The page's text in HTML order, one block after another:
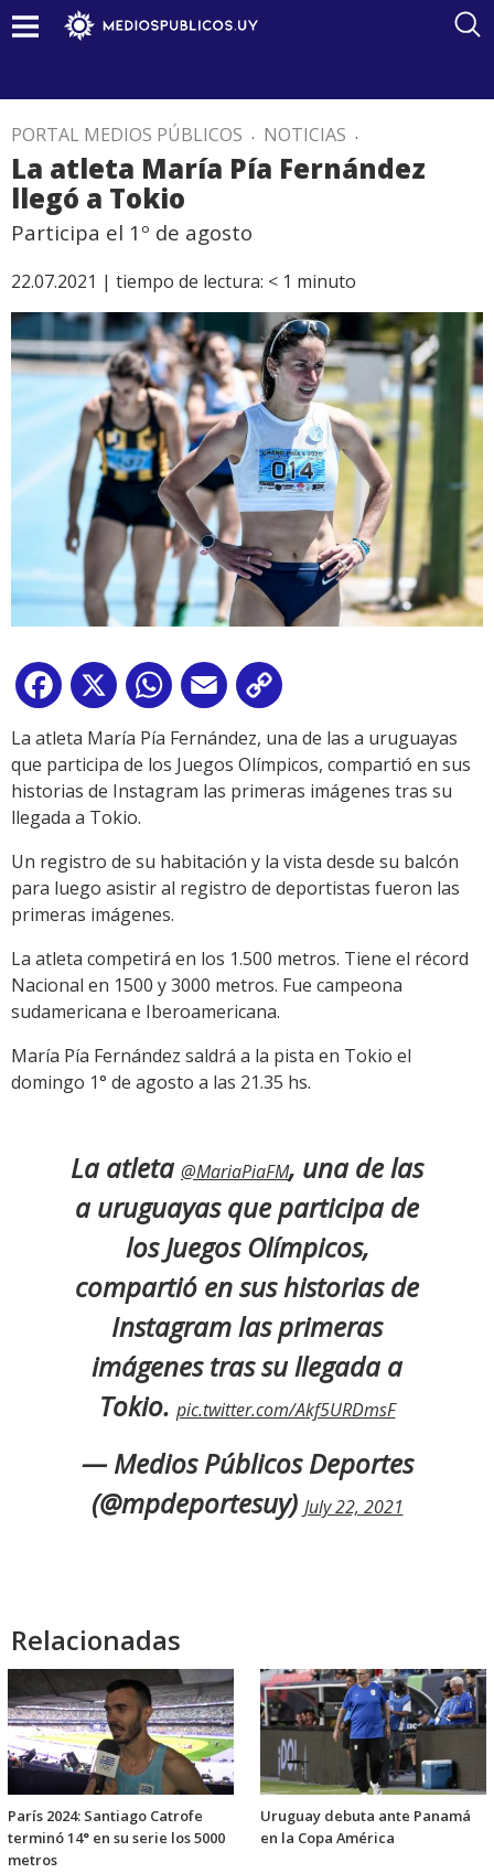
PORTAL MEDIOS PÚBLICOS . NOTICIAS .
La atleta María Pía Fernández
llegó a Tokio
Participa el 1º de agosto
22.07.2021 | tiempo de lectura: < 1 minuto
Facebook
X WhatsApp
Email
Link
La atleta María Pía Fernández, una de las a uruguayas
que participa de los Juegos Olímpicos, compartió en sus
historias de Instagram las primeras imágenes tras su
llegada a Tokio.
Un registro de su habitación y la vista desde su balcón
para luego asistir al registro de deportistas fueron las
primeras imágenes.
La atleta competirá en los 1.500 metros. Tiene el récord
Nacional en 1500 y 3000 metros. Fue campeona
sudamericana e Iberoamericana.
María Pía Fernández saldrá a la pista en Tokio el
domingo 1° de agosto a las 21.35 hs.
La atleta @MariaPiaFM, una de las
a uruguayas que participa de
los Juegos Olímpicos,
compartió en sus historias de
Instagram las primeras
imágenes tras su llegada a
Tokio. pic.twitter.com/Akf5URDmsF
— Medios Públicos Deportes
(@mpdeportesuy) July 22, 2021
Relacionadas
París 2024: Santiago Catrofe
terminó 14° en su serie los 5000
metros
Uruguay debuta ante Panamá
en la Copa América